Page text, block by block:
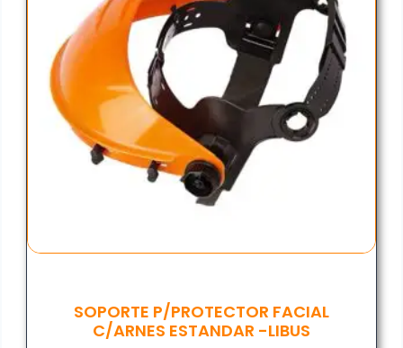
SOPORTE P/PROTECTOR FACIAL
C/ARNES ESTANDAR -LIBUS